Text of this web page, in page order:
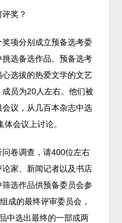
奖？
项分别成立预备选考委
选备选作品。预备选考
选拔的热爱文学的文艺
员为20人左右。他们被
议，从几百本杂志中选
会议上讨论。
卷调查，请400位左右
家、新闻记者以及书店
选作品供预备委员会参
成的最终评审委员会，
中选出最终的一部或两